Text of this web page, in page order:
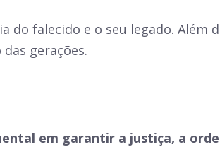
falecido e o seu legado. Além
gerações.
em garantir a justiça, a